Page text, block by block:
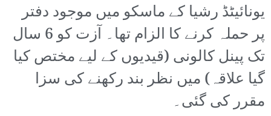
یونائیٹڈ رشیا کے ماسکو میں موجود دفتر
پر حملہ کرنے کا الزام تھا۔ آزت کو 6 سال
تک پینل کالونی (قیدیوں کے لیے مختص کیا
گیا علاقہ) میں نظر بند رکھنے کی سزا
مقرر کی گئی۔